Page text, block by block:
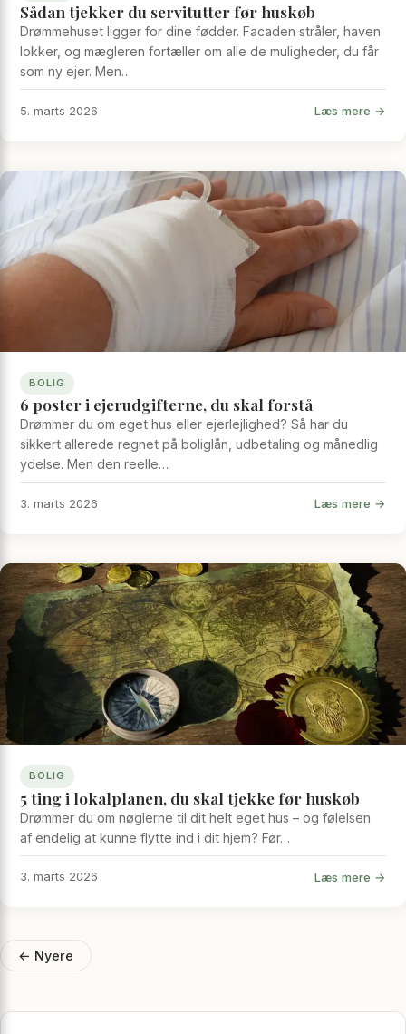
Sådan tjekker du servitutter før huskøb
Drømmehuset ligger for dine fødder. Facaden stråler, haven
lokker, og mægleren fortæller om alle de muligheder, du får
som ny ejer. Men…
5. marts 2026 Læs mere →
BOLIG
6 poster i ejerudgifterne, du skal forstå
Drømmer du om eget hus eller ejerlejlighed? Så har du
sikkert allerede regnet på boliglån, udbetaling og månedlig
ydelse. Men den reelle…
3. marts 2026 Læs mere →
BOLIG
5 ting i lokalplanen, du skal tjekke før huskøb
Drømmer du om nøglerne til dit helt eget hus – og følelsen
af endelig at kunne flytte ind i dit hjem? Før…
3. marts 2026 Læs mere →
Navigation til indlæg
← Nyere